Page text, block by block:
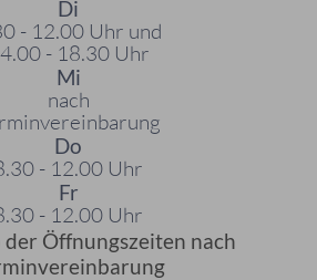
Di
- 12.00 Uhr und
- 18.30 Uhr
Mi
nach
Do
- 12.00 Uhr
Fr
- 12.00 Uhr
Öffnungszeiten nach